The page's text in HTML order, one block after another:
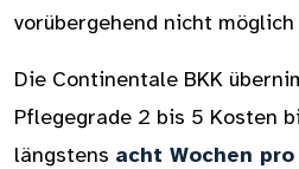
vorübergehend nicht
Die Continentale BKK
Pflegegrade 2 bis 5 Kosten
längstens acht Wochen